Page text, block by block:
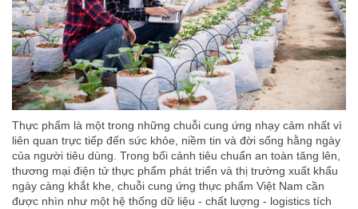
Thực phẩm là một trong những chuỗi cung ứng nhạy cảm nhất vì
liên quan trực tiếp đến sức khỏe, niềm tin và đời sống hằng ngày
của người tiêu dùng. Trong bối cảnh tiêu chuẩn an toàn tăng lên,
thương mại điện tử thực phẩm phát triển và thị trường xuất khẩu
ngày càng khắt khe, chuỗi cung ứng thực phẩm Việt Nam cần
được nhìn như một hệ thống dữ liệu - chất lượng - logistics tích